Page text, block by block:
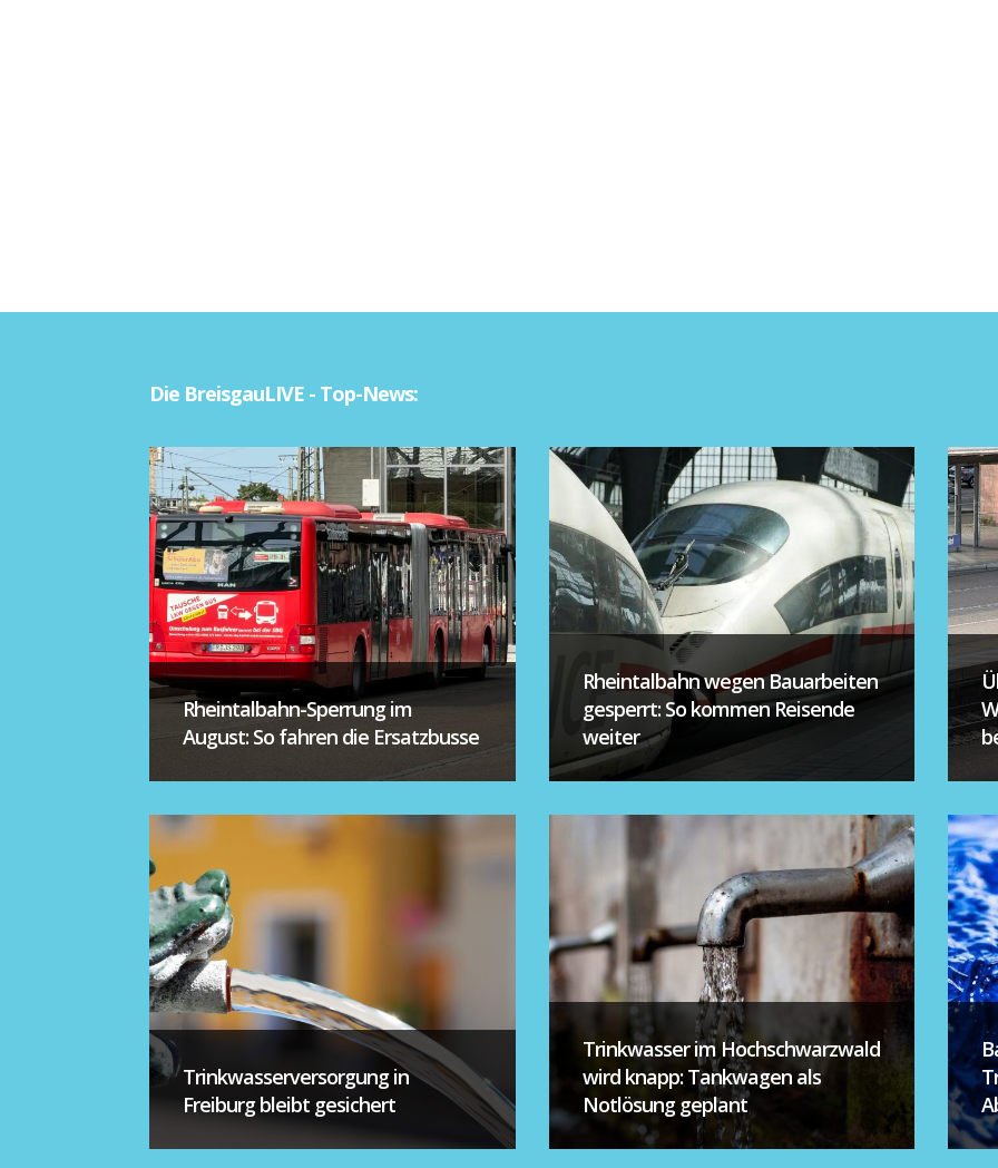
Die BreisgauLIVE - Top-News:
Rheintalbahn-Sperrung im
August: So fahren die Ersatzbusse
Rheintalbahn wegen Bauarbeiten
gesperrt: So kommen Reisende
weiter
Trinkwasserversorgung in
Freiburg bleibt gesichert
Trinkwasser im Hochschwarzwald
wird knapp: Tankwagen als
Notlösung geplant